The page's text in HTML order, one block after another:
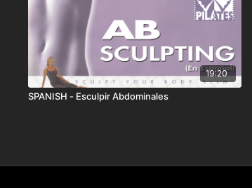
19:20
SPANISH - Esculpir Abdominales